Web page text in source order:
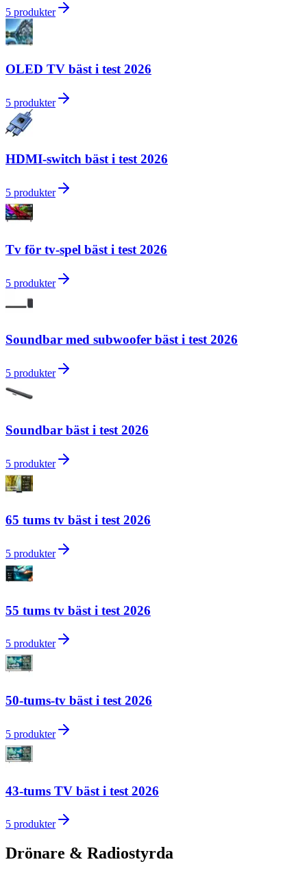
5 produkter
OLED TV bäst i test 2026
5 produkter
HDMI-switch bäst i test 2026
5 produkter
Tv för tv-spel bäst i test 2026
5 produkter
Soundbar med subwoofer bäst i test 2026
5 produkter
Soundbar bäst i test 2026
5 produkter
65 tums tv bäst i test 2026
5 produkter
55 tums tv bäst i test 2026
5 produkter
50-tums-tv bäst i test 2026
5 produkter
43-tums TV bäst i test 2026
5 produkter
Drönare & Radiostyrda